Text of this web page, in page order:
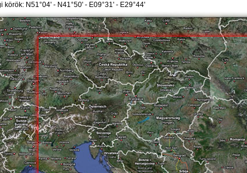
N51°04' - N41°50' - E09°31' - E29°44'